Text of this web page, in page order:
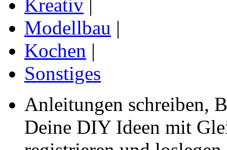
Kreativ |
Modellbau |
Kochen |
Sonstiges
Anleitungen schreiben,
Deine DIY Ideen mit